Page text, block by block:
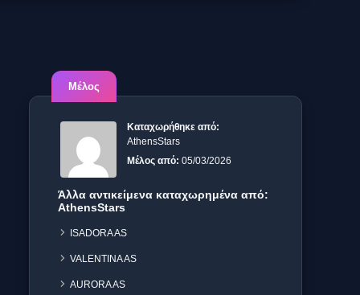
Μέλος
Καταχωρήθηκε από:
AthensStars
Μέλος από: 05/03/2026
Άλλα αντικείμενα καταχωρημένα από:
AthensStars
ISADORA AS
VALENTINA AS
AURORA AS